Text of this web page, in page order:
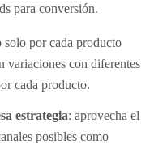
para conversión.
por cada producto
variaciones con diferentes
cada producto.
estrategia: aprovecha el
posibles como